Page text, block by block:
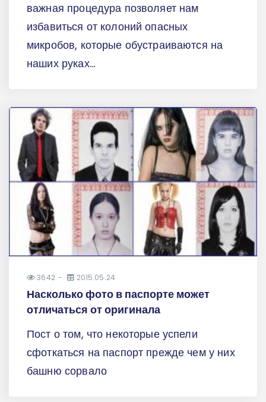
важная процедура позволяет нам
избавиться от колоний опасных
микробов, которые обустраиваются на
наших руках...
3642 2015.05.24
Насколько фото в паспорте может
отличаться от оригинала
Пост о том, что некоторые успели
сфоткаться на паспорт прежде чем у них
башню сорвало